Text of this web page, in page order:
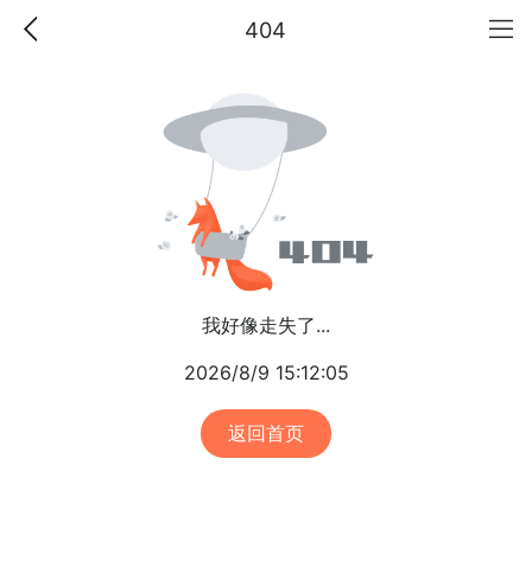
404
我好像走失了...
2026/8/9 15:12:05
返回首页